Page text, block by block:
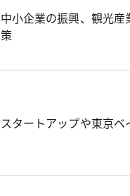
中小企業の振興、観光
策
スタートアップや東京